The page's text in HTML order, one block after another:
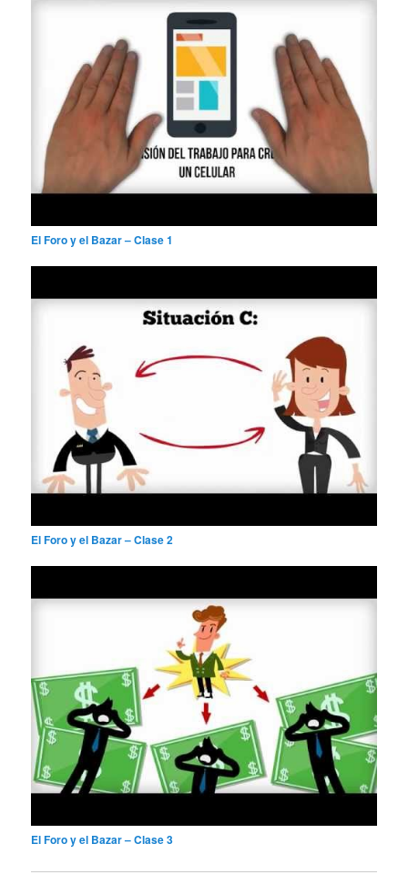
El Foro y el Bazar – Clase 1
El Foro y el Bazar – Clase 2
El Foro y el Bazar – Clase 3